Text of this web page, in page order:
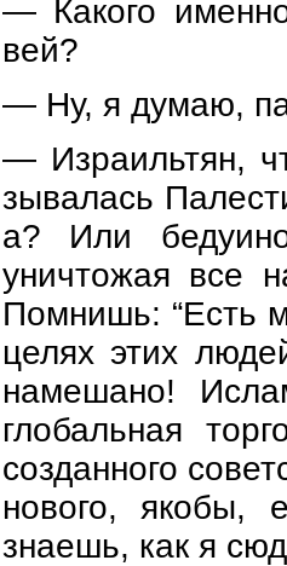
— Какого
вей?
— Ну, я думаю,
— Израильтян,
зывалась
а? Или
уничтожая все
Помнишь: “Есть
целях этих
намешано!
глобальная
созданного
нового, якобы,
знаешь, как я